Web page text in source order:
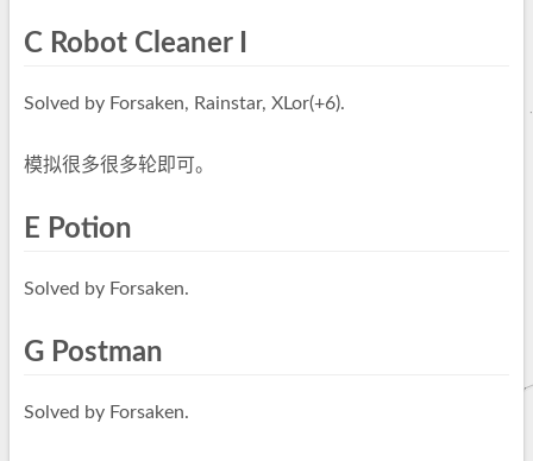
C Robot Cleaner I
Solved by Forsaken, Rainstar, XLor(+6).
模拟很多很多轮即可。
E Potion
Solved by Forsaken.
G Postman
Solved by Forsaken.